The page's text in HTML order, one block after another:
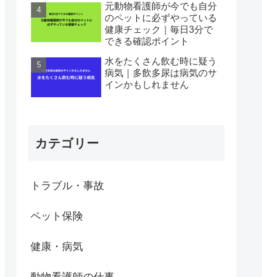
元動物看護師が今でも自分
のペットに必ずやっている
健康チェック｜毎日3分で
できる確認ポイント
水をたくさん飲む時に疑う
病気｜多飲多尿は病気のサ
インかもしれません
カテゴリー
トラブル・事故
ペット保険
健康・病気